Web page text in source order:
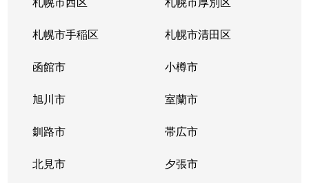
札幌市手稲区 札幌市清田区
函館市 小樽市
旭川市 室蘭市
釧路市 帯広市
北見市 夕張市